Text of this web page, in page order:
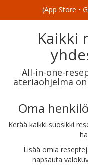
(App Store •
Kaikki
All-in-one-
ateriaohjelma
Oma
Kerää kaikki suosikki
Lisää omia
napsauta